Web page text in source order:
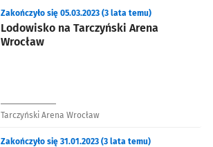
Lodowisko na Tarczyński Arena
Wrocław
Zakończyło się 05.03.2023 (3 lata temu)
Tarczyński Arena Wrocław
Zakończyło się 31.01.2023 (3 lata temu)